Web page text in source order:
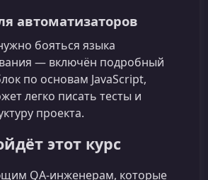
автоматизаторов
бояться языка
— включён подробный
по основам JavaScript,
легко писать тесты и
проекта.
этот курс
QA‑инженерам, которые